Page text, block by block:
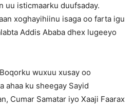
uu isticmaarku duufsaday.
xoghayihiinu isaga oo farta igu
Addis Ababa dhex lugeeyo
wuxuu xusay oo
ahaa ku sheegay Sayid
Cumar Samatar iyo Xaaji Faarax